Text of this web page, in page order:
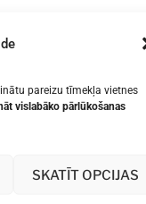
pareizu tīmekļa vietnes
vislabāko pārlūkošanas
SKATĪT OPCIJAS